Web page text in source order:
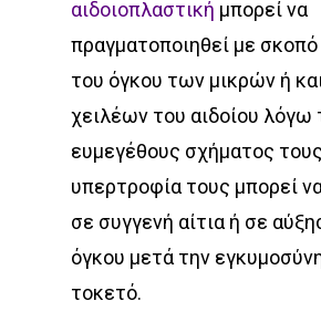
αιδοιοπλαστική μπορεί να
πραγματοποιηθεί με
του όγκου των μικρών ή
χειλέων του αιδοίου λόγω
ευμεγέθους σχήματος
υπερτροφία τους μπορεί
σε συγγενή αίτια ή σε
όγκου μετά την
τοκετό.